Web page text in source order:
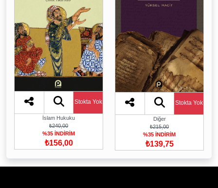
Stokta Yok
İslam Hukuku
₺240,00
%35 İNDİRİM
₺156,00
Stokta Yok
Diğer
₺215,00
%35 İNDİRİM
₺139,75